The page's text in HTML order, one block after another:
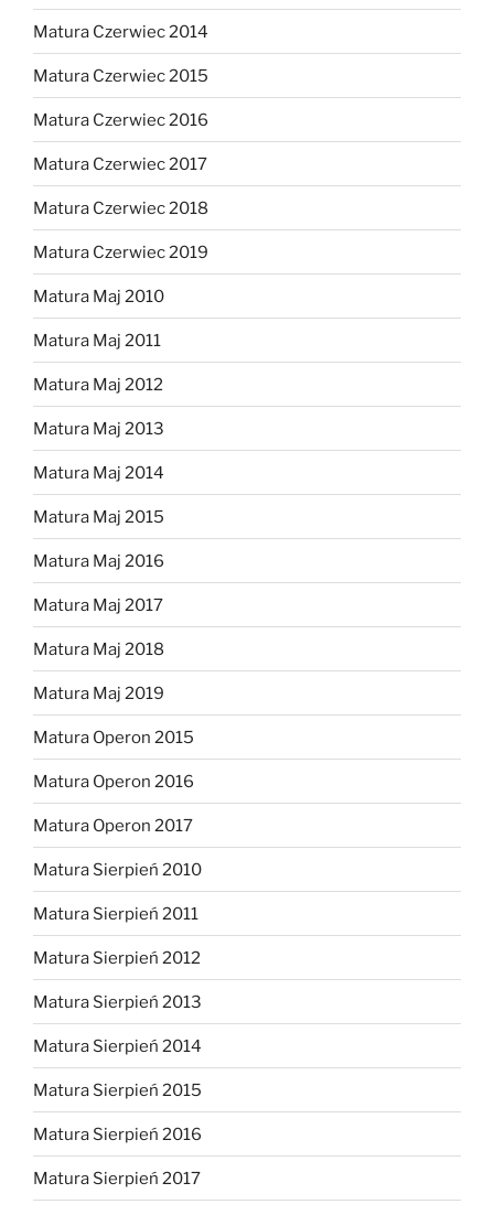
Matura Czerwiec 2014
Matura Czerwiec 2015
Matura Czerwiec 2016
Matura Czerwiec 2017
Matura Czerwiec 2018
Matura Czerwiec 2019
Matura Maj 2010
Matura Maj 2011
Matura Maj 2012
Matura Maj 2013
Matura Maj 2014
Matura Maj 2015
Matura Maj 2016
Matura Maj 2017
Matura Maj 2018
Matura Maj 2019
Matura Operon 2015
Matura Operon 2016
Matura Operon 2017
Matura Sierpień 2010
Matura Sierpień 2011
Matura Sierpień 2012
Matura Sierpień 2013
Matura Sierpień 2014
Matura Sierpień 2015
Matura Sierpień 2016
Matura Sierpień 2017